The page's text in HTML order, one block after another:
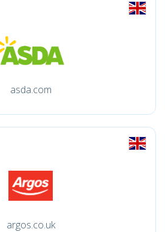
asda.com
argos.co.uk